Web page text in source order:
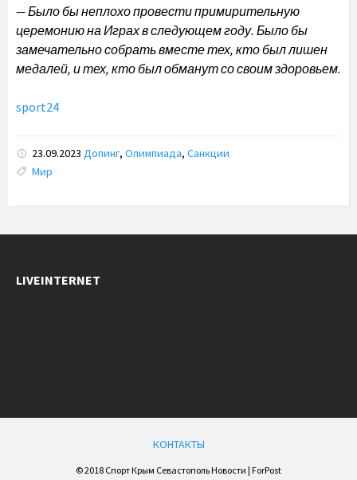
— Было бы неплохо провести примирительную
церемонию на Играх в следующем году. Было бы
замечательно собрать вместе тех, кто был лишен
медалей, и тех, кто был обманут со своим здоровьем.
sport24
23.09.2023 Допинг, Олимпиада, Санкции
Tags:
Мир
LIVEINTERNET
КОНТАКТЫ
© 2018 Спорт Крым Севастополь Новости | ForPost